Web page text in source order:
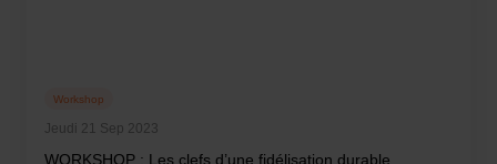
Jeudi 21 Sep 2023
Workshop
WORKSHOP : Les clefs d’une fidélisation durable